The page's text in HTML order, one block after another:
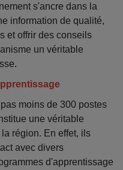
s'ancre dans la
information de qualité,
et offrir des conseils
un véritable
moins de 300 postes
une véritable
région. En effet, ils
avec divers
d'apprentissage